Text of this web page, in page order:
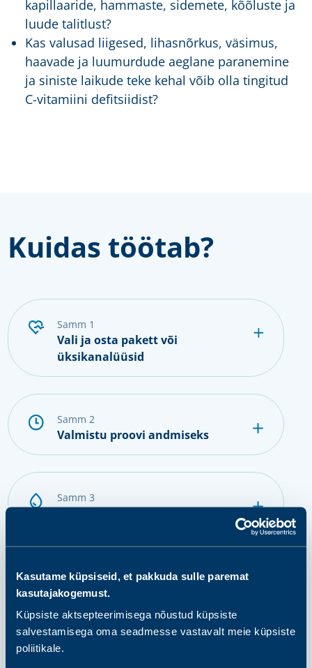
Kasutame küpsiseid, et pakkuda sulle paremat
kasutajakogemust.
Küpsiste aktsepteerimisega nõustud küpsiste
salvestamisega oma seadmesse vastavalt meie küpsiste
poliitikale.
kapillaaride, hammaste, sidemete, kõõluste ja
luude talitlust?
Kas valusad liigesed, lihasnõrkus, väsimus,
haavade ja luumurdude aeglane paranemine
ja siniste laikude teke kehal võib olla tingitud
C-vitamiini defitsiidist?
Kuidas töötab?
samm 1
Vali ja osta pakett või
üksikanalüüsid
samm 2
Valmistu proovi andmiseks
samm 3
samm 4
Tulemuste saamine ja järgmised
sammud